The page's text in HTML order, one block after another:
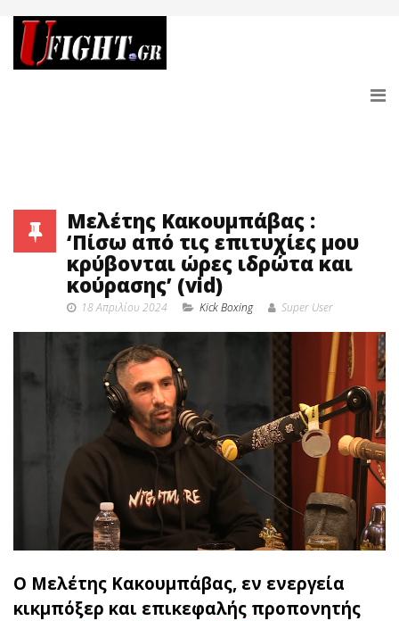
Μελέτης Κακουμπάβας :
‘Πίσω από τις επιτυχίες μου
κρύβονται ώρες ιδρώτα και
κούρασης’ (vid)
18 Απριλίου 2024 Κick Boxing Super User
Ο Μελέτης Κακουμπάβας, εν ενεργεία
κικμπόξερ και επικεφαλής προπονητής